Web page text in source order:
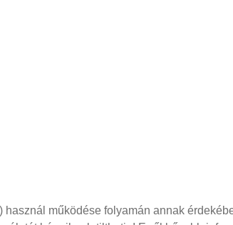
Oldal információk
működése folyamán annak